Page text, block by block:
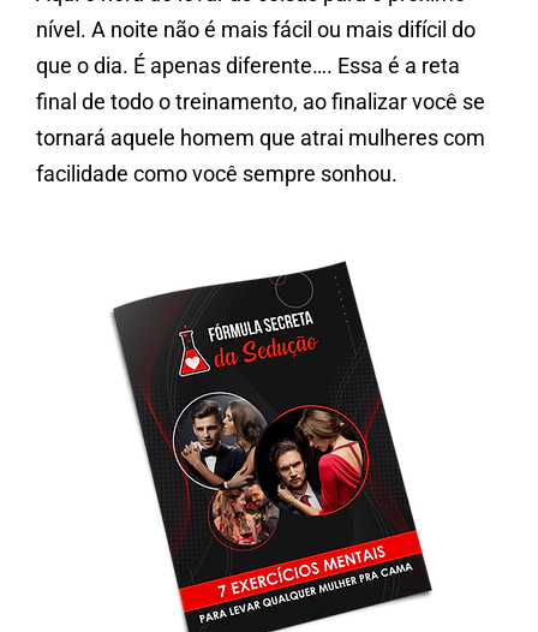
nível. A noite não é mais fácil ou mais difícil do
que o dia. É apenas diferente…. Essa é a reta
final de todo o treinamento, ao finalizar você se
tornará aquele homem que atrai mulheres com
facilidade como você sempre sonhou.